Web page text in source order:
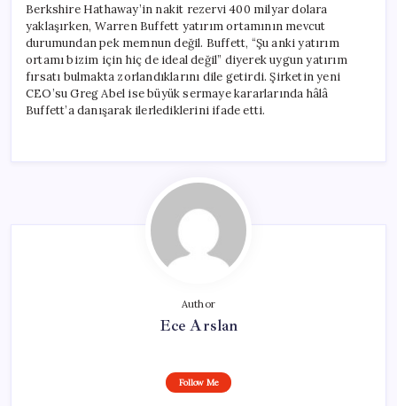
Berkshire Hathaway’in nakit rezervi 400 milyar dolara
yaklaşırken, Warren Buffett yatırım ortamının mevcut
durumundan pek memnun değil. Buffett, “Şu anki yatırım
ortamı bizim için hiç de ideal değil” diyerek uygun yatırım
fırsatı bulmakta zorlandıklarını dile getirdi. Şirketin yeni
CEO’su Greg Abel ise büyük sermaye kararlarında hâlâ
Buffett’a danışarak ilerlediklerini ifade etti.
Author
Ece Arslan
Follow Me